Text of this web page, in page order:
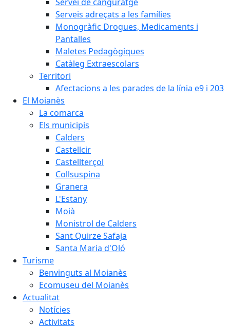
Serveis adreçats a les famílies
Monogràfic Drogues, Medicaments i
Pantalles
Maletes Pedagògiques
Catàleg Extraescolars
Territori
Afectacions a les parades de la línia e9 i 203
El Moianès
La comarca
Els municipis
Calders
Castellcir
Castellterçol
Collsuspina
Granera
L'Estany
Moià
Monistrol de Calders
Sant Quirze Safaja
Santa Maria d'Oló
Turisme
Benvinguts al Moianès
Ecomuseu del Moianès
Actualitat
Notícies
Activitats